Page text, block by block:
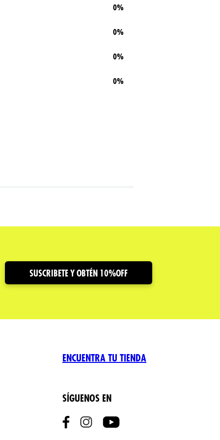
0%
0%
0%
0%
SUSCRIBETE Y OBTÉN 10%OFF
ENCUENTRA TU TIENDA
SÍGUENOS EN